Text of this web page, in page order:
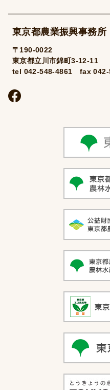
東京都農業振興事務所
〒190-0022
東京都立川市錦町3-12-11
tel 042-548-4861 fax 042-